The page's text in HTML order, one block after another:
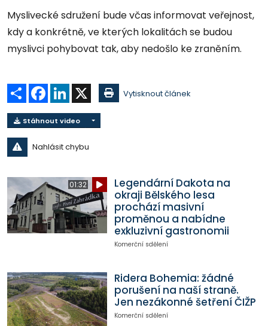
Myslivecké sdružení bude včas informovat veřejnost,
kdy a konkrétně, ve kterých lokalitách se budou
myslivci pohybovat tak, aby nedošlo ke zraněním.
Sdílet Facebook
LinkedIn Vytisknout článek
Stáhnout video
Nahlásit chybu
01:32
Legendární Dakota na
okraji Bělského lesa
prochází masivní
proměnou a nabídne
exkluzivní gastronomii
Komerční sdělení
Ridera Bohemia: žádné
porušení na naší straně.
Jen nezákonné šetření ČIŽP
Komerční sdělení